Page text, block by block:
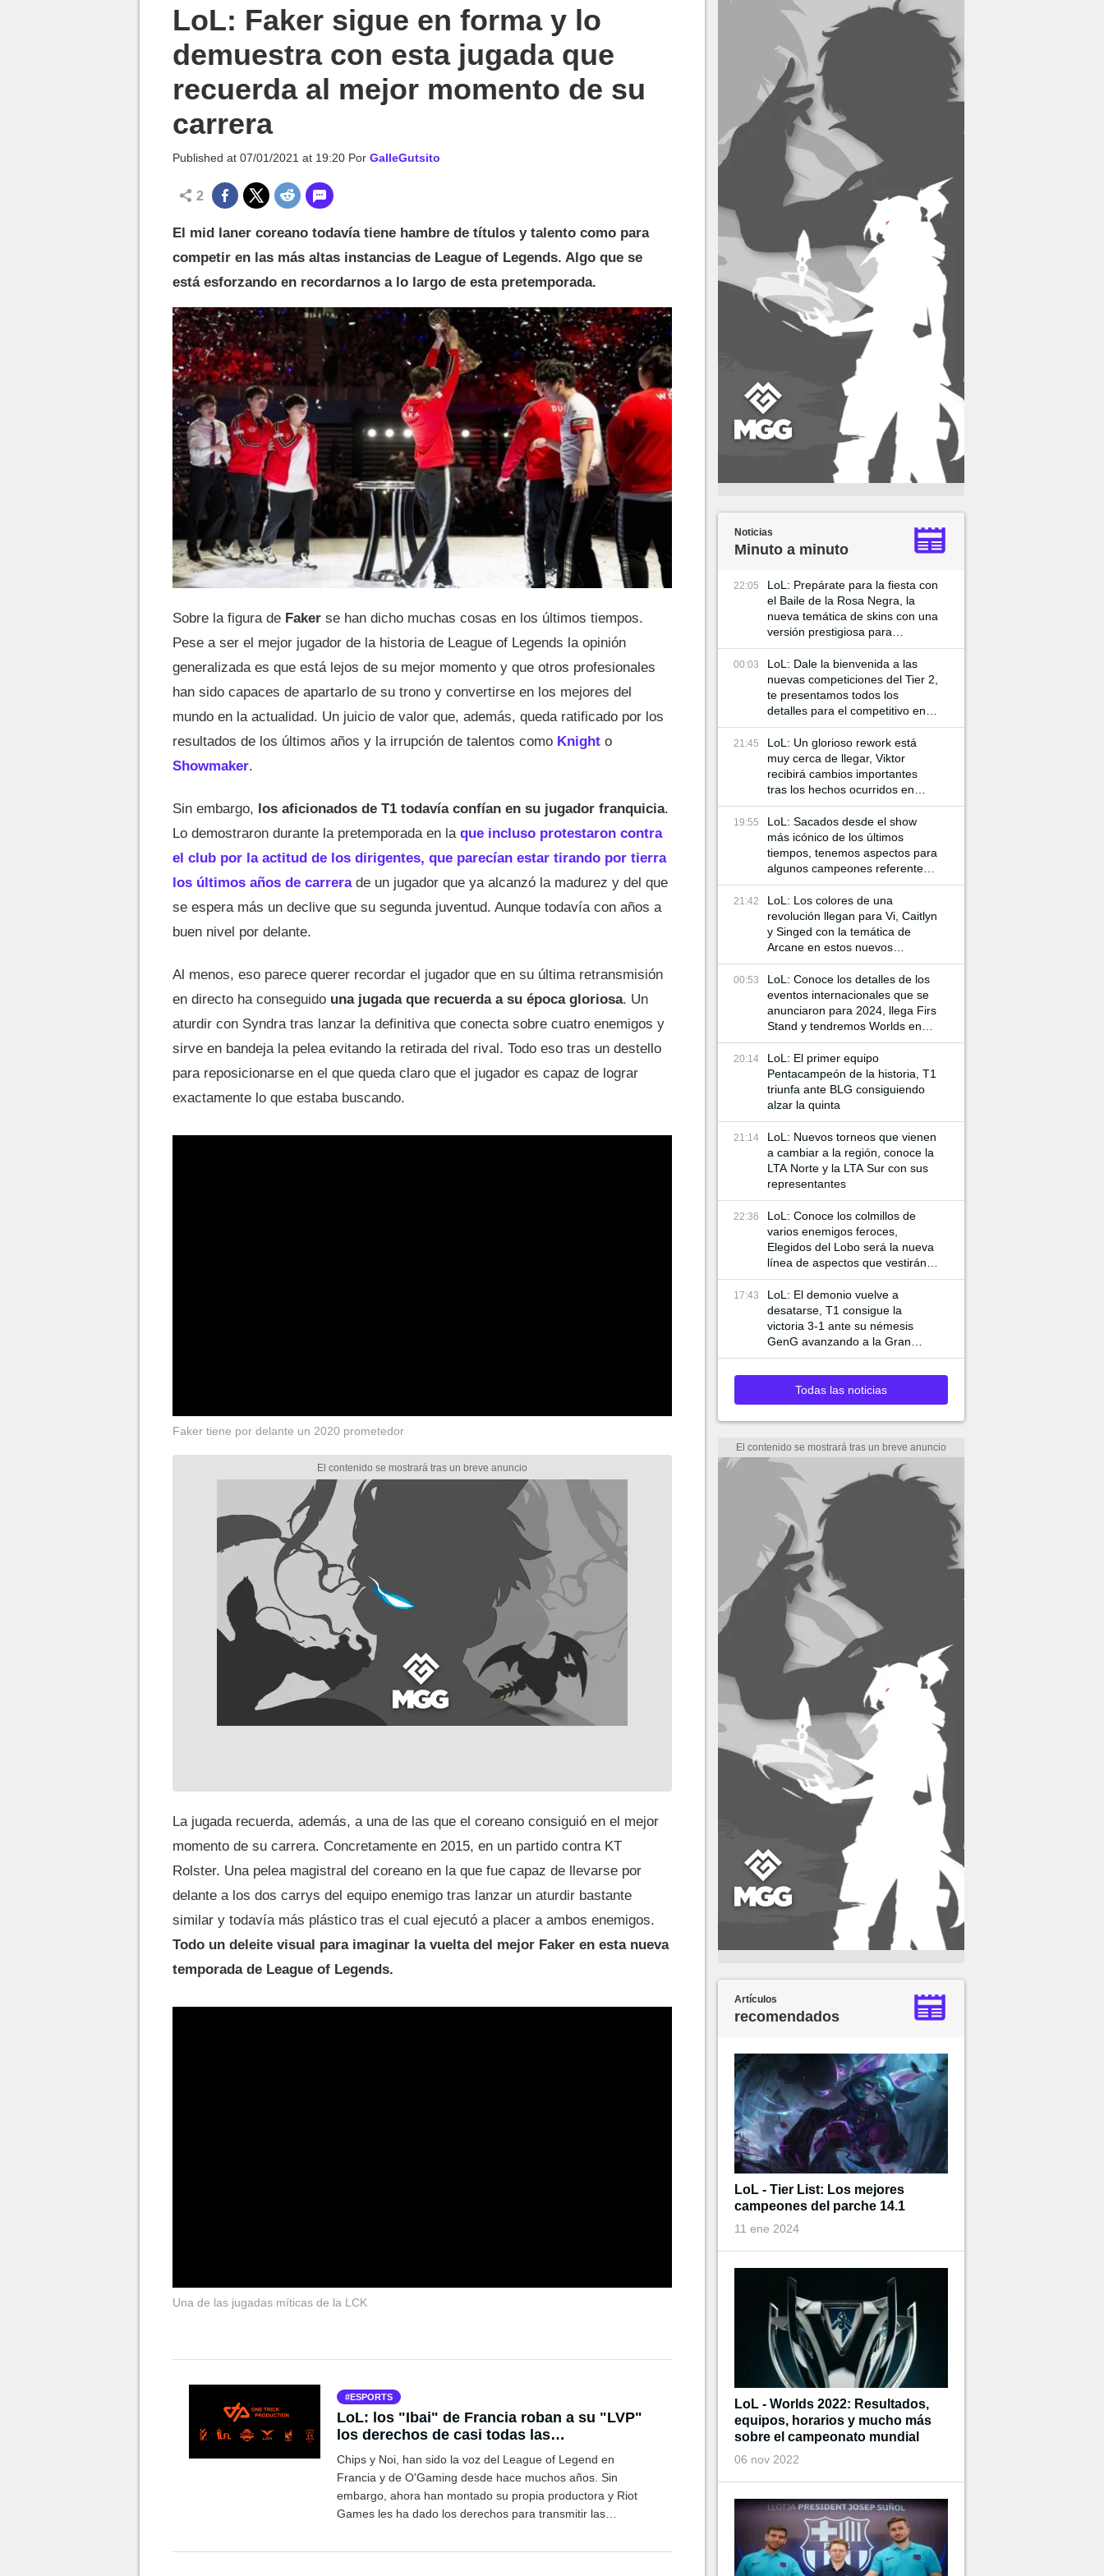
LoL: Faker sigue en forma y lo
demuestra con esta jugada que
recuerda al mejor momento de su
carrera
Published at 07/01/2021 at 19:20 Por GalleGutsito
2
El mid laner coreano todavía tiene hambre de títulos y talento como para
competir en las más altas instancias de League of Legends. Algo que se
está esforzando en recordarnos a lo largo de esta pretemporada.
Sobre la figura de Faker se han dicho muchas cosas en los últimos tiempos.
Pese a ser el mejor jugador de la historia de League of Legends la opinión
generalizada es que está lejos de su mejor momento y que otros profesionales
han sido capaces de apartarlo de su trono y convertirse en los mejores del
mundo en la actualidad. Un juicio de valor que, además, queda ratificado por los
resultados de los últimos años y la irrupción de talentos como Knight o
Showmaker.
Sin embargo, los aficionados de T1 todavía confían en su jugador franquicia.
Lo demostraron durante la pretemporada en la que incluso protestaron contra
el club por la actitud de los dirigentes, que parecían estar tirando por tierra
los últimos años de carrerade un jugador que ya alcanzó la madurez y del que
se espera más un declive que su segunda juventud. Aunque todavía con años a
buen nivel por delante.
Al menos, eso parece querer recordar el jugador que en su última retransmisión
en directo ha conseguido una jugada que recuerda a su época gloriosa. Un
aturdir con Syndra tras lanzar la definitiva que conecta sobre cuatro enemigos y
sirve en bandeja la pelea evitando la retirada del rival. Todo eso tras un destello
para reposicionarse en el que queda claro que el jugador es capaz de lograr
exactamente lo que estaba buscando.
Faker tiene por delante un 2020 prometedor
La jugada recuerda, además, a una de las que el coreano consiguió en el mejor
momento de su carrera. Concretamente en 2015, en un partido contra KT
Rolster. Una pelea magistral del coreano en la que fue capaz de llevarse por
delante a los dos carrys del equipo enemigo tras lanzar un aturdir bastante
similar y todavía más plástico tras el cual ejecutó a placer a ambos enemigos.
Todo un deleite visual para imaginar la vuelta del mejor Faker en esta nueva
temporada de League of Legends.
Una de las jugadas míticas de la LCK
ESPORTS
LoL: los "Ibai" de Francia roban a su "LVP"
los derechos de casi todas las
competiciones
Chips y Noi, han sido la voz del League of Legend en
Francia y de O'Gaming desde hace muchos años. Sin
embargo, ahora han montado su propia productora y Riot
Games les ha dado los derechos para transmitir las
Noticias
Minuto a minuto
22:05
LoL: Prepárate para la fiesta con
el Baile de la Rosa Negra, la
nueva temática de skins con una
versión prestigiosa para
Katarian
00:03
LoL: Dale la bienvenida a las
nuevas competiciones del Tier 2,
te presentamos todos los
detalles para el competitivo en el
2025
21:45
LoL: Un glorioso rework está
muy cerca de llegar, Viktor
recibirá cambios importantes
tras los hechos ocurridos en
Arcane
19:55
LoL: Sacados desde el show
más icónico de los últimos
tiempos, tenemos aspectos para
algunos campeones referentes
a Arcane
21:42
LoL: Los colores de una
revolución llegan para Vi, Caitlyn
y Singed con la temática de
Arcane en estos nuevos
aspectos
00:53
LoL: Conoce los detalles de los
eventos internacionales que se
anunciaron para 2024, llega Firs
Stand y tendremos Worlds en
China
20:14
LoL: El primer equipo
Pentacampeón de la historia, T1
triunfa ante BLG consiguiendo
alzar la quinta
21:14
LoL: Nuevos torneos que vienen
a cambiar a la región, conoce la
LTA Norte y la LTA Sur con sus
representantes
22:36
LoL: Conoce los colmillos de
varios enemigos feroces,
Elegidos del Lobo será la nueva
línea de aspectos que vestirán a
Ambessa y Swain
17:43
LoL: El demonio vuelve a
desatarse, T1 consigue la
victoria 3-1 ante su némesis
GenG avanzando a la Gran
Final de Worlds 2024
Todas las noticias
Artículos
recomendados
LoL - Tier List: Los mejores
campeones del parche 14.1
11 ene 2024
LoL - Worlds 2022: Resultados,
equipos, horarios y mucho más
sobre el campeonato mundial
06 nov 2022